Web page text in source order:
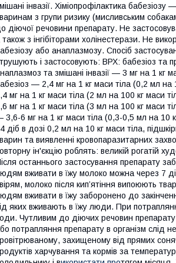
інвазії. Хіміопрофілактика
з групи ризику (мисливським
діючої речовини препарату. Не
також з інгібіторами холінестерази. Не
або анаплазмозу. Спосіб
і застосовують: ВРХ: бабезіоз та
та змішані інвазії — 3 мг на 1 кг
— 2,4 мг на 1 кг маси тіла (0,2 мл на
мг на 1 кг маси тіла (2 мл на 100 кг маси
мг на 1 кг маси тіла (3 мл на 100 кг маси
3,6-6 мг на 1 кг маси тіла (0,3-0,5 мл на 10
діб в дозі 0,2 мл на 10 кг маси тіла,
та виявленні кровопаразитарних
ін'єкцію роблять: великій рогатій
останнього застосування препарату
вживати в їжу молоко можна через 7
молоко після кип’ятіння випоюють
вживати в їжу заборонено до
яких вживають в їжу люди. При
Чутливим до діючих речовин препарату
потрапляння препарату в організм слід
захищеному від прямих
харчування та кормів за